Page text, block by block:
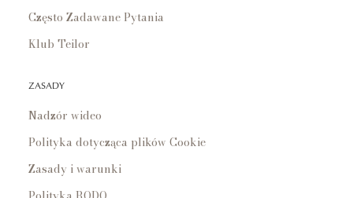
Często Zadawane Pytania
Klub Teilor
ZASADY
Nadzór wideo
Polityka dotycząca plików Cookie
Zasady i warunki